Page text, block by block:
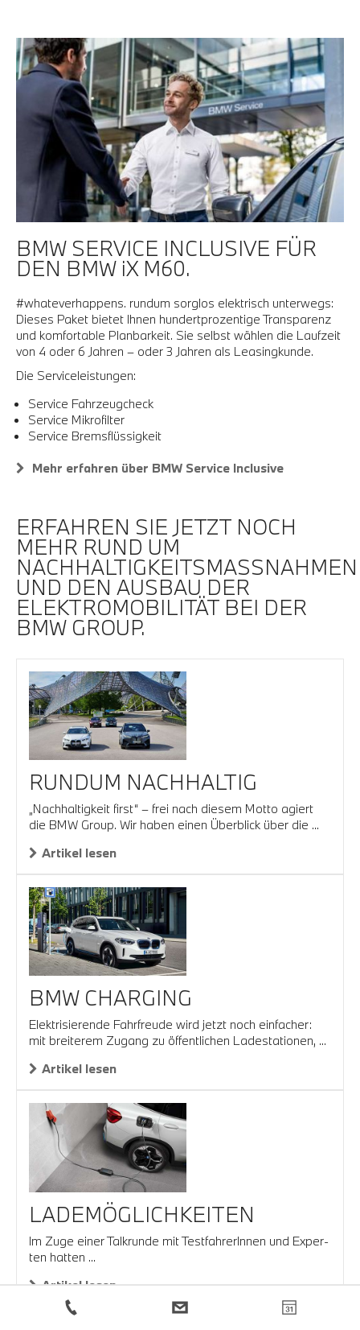
BMW SERVICE INCLUSIVE FÜR
DEN BMW iX M60.
#whateverhappens. rundum sorglos elektrisch unterwegs:
Dieses Paket bietet Ihnen hundertprozentige Transparenz
und komfortable Planbarkeit. Sie selbst wählen die Laufzeit
von 4 oder 6 Jahren – oder 3 Jahren als Leasingkunde.
Die Serviceleistungen:
Service Fahrzeugcheck
Service Mikrofilter
Service Bremsflüssigkeit
Mehr erfahren über BMW Service Inclusive
ERFAHREN SIE JETZT NOCH
MEHR RUND UM
NACHHALTIGKEITSMASSNAHMEN
UND DEN AUSBAU DER
ELEKTROMOBILITÄT BEI DER
BMW GROUP.
RUNDUM NACHHALTIG
„Nachhaltigkeit first“ – frei nach diesem Motto agiert
die BMW Group. Wir haben einen Über­blick über die ...
Artikel lesen
BMW CHARGING
Elektrisierende Fahrfreude wird jetzt noch einfacher:
mit brei­terem Zugang zu öffent­lichen Lade­stati­onen, ...
Artikel lesen
LA­DEMÖG­LICH­KEI­TEN
Im Zu­­­ge ei­­ner Tal­k­­run­­­de mit Tes­t­­fah­­re­­rIn­­nen und Ex­per­­
ten ha­t­­ten ...
Artikel lesen